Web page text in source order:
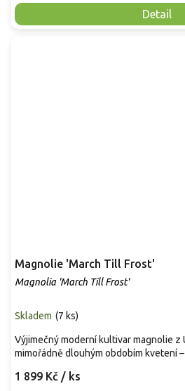
Detail
Magnolie 'March Till Frost'
Magnolia 'March Till Frost'
Skladem (7 ks)
1 899 Kč / ks
Výjimečný moderní kultivar magnolie z
mimořádně dlouhým obdobím kvetení –